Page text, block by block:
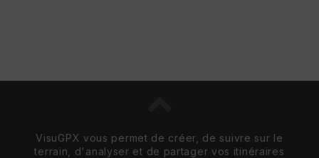
VisuGPX vous permet de créer, de suivre sur le
terrain, d'analyser et de partager vos itinéraires